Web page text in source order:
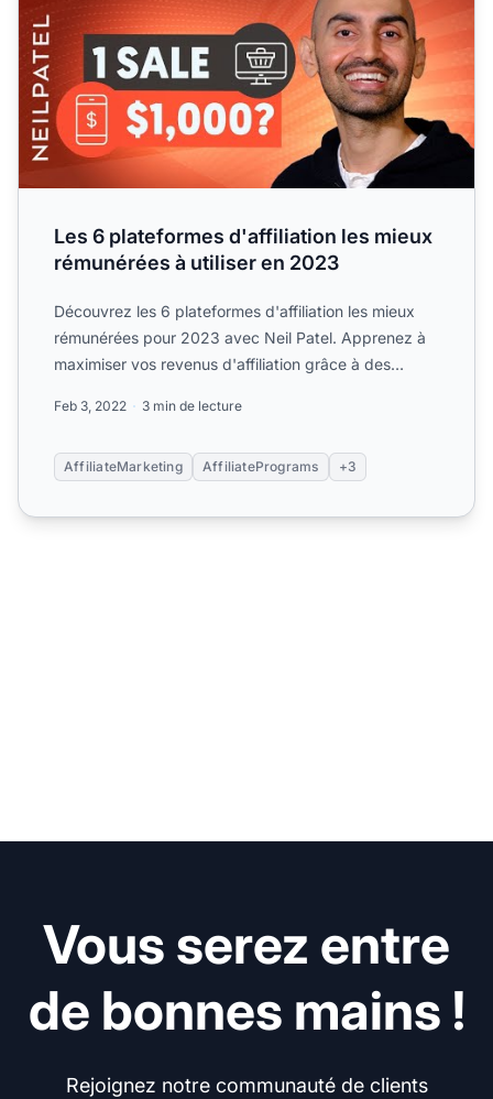
Les 6 plateformes d'affiliation les mieux
rémunérées à utiliser en 2023
Découvrez les 6 plateformes d'affiliation les mieux
rémunérées pour 2023 avec Neil Patel. Apprenez à
maximiser vos revenus d'affiliation grâce à des
Feb 3, 2022 3 min de lecture
AffiliateMarketing AffiliatePrograms +3
Vous serez entre
de bonnes mains !
Rejoignez notre communauté de clients